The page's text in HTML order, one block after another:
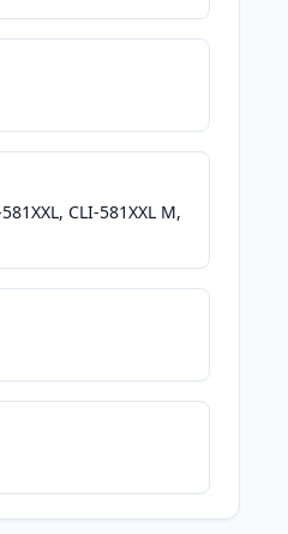
CLI-581XXL M,